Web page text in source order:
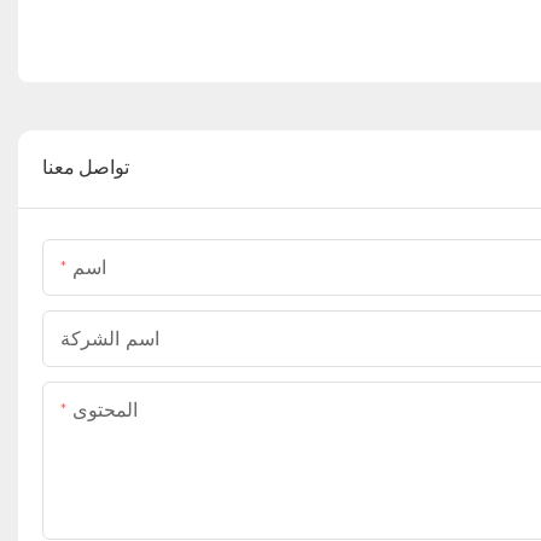
تواصل معنا
اسم
اسم الشركة
المحتوى